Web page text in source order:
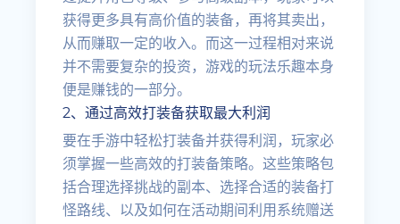
获得更多具有高价值的装备，再将其卖出，
从而赚取一定的收入。而这一过程相对来说
并不需要复杂的投资，游戏的玩法乐趣本身
便是赚钱的一部分。
2、通过高效打装备获取最大利润
要在手游中轻松打装备并获得利润，玩家必
须掌握一些高效的打装备策略。这些策略包
括合理选择挑战的副本、选择合适的装备打
怪路线、以及如何在活动期间利用系统赠送